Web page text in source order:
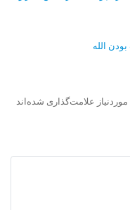
الله
علامت‌گذاری شده‌اند